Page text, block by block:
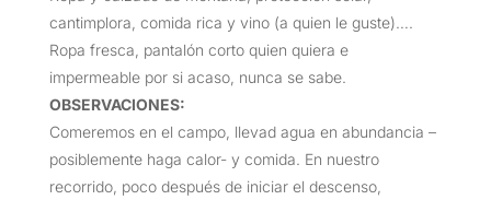
cantimplora, comida rica y vino (a quien le guste)….
Ropa fresca, pantalón corto quien quiera e
impermeable por si acaso, nunca se sabe.
OBSERVACIONES:
Comeremos en el campo, llevad agua en abundancia –
posiblemente haga calor- y comida. En nuestro
recorrido, poco después de iniciar el descenso,